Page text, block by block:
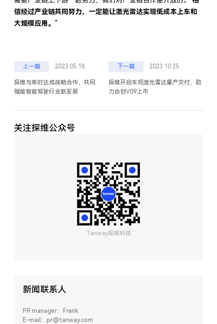
信经过产业链共同努力，一定能让激光雷达实现低成本上车和
大规模应用。 ”
上一篇 2023.05.18
探维与阜时达成战略合作，共同
赋能智能驾驶行业新发展
下一篇 2023.10.25
探维开启车规激光雷达量产交付，助
力合创V09上市
关注探维公众号
Tanway探维科技
新闻联系人
PR manager：Frank
E-mail：pr@tanway.com